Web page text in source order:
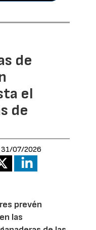
de
el
de
31/07/2026
prevén
las